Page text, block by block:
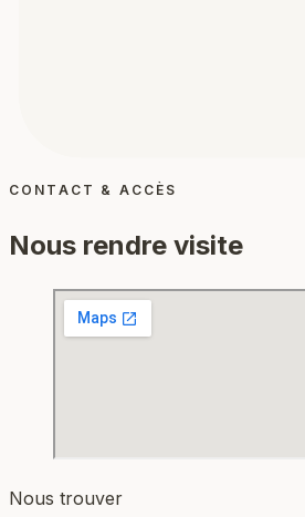
CONTACT & ACCÈS
Nous rendre visite
Nous trouver